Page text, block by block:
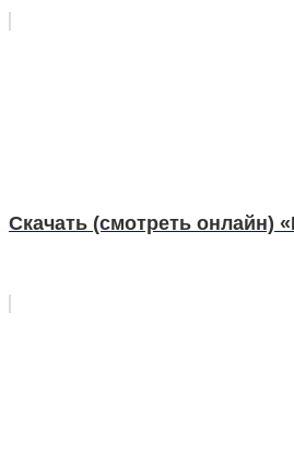
Скачать (смотреть онлайн)